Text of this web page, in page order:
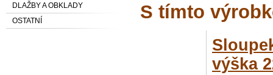
DLAŽBY A OBKLADY
OSTATNÍ
S tímto
výška